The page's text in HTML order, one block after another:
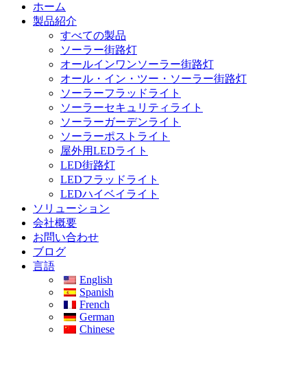
ホーム
製品紹介
すべての製品
ソーラー街路灯
オールインワンソーラー街路灯
オール・イン・ツー・ソーラー街路灯
ソーラーフラッドライト
ソーラーセキュリティライト
ソーラーガーデンライト
ソーラーポストライト
屋外用LEDライト
LED街路灯
LEDフラッドライト
LEDハイベイライト
ソリューション
会社概要
お問い合わせ
ブログ
言語
English
Spanish
French
German
Chinese